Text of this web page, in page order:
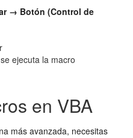
→ Botón (Control de
ejecuta la macro
en VBA
más avanzada, necesitas